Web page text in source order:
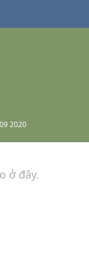
2020
ở đây.